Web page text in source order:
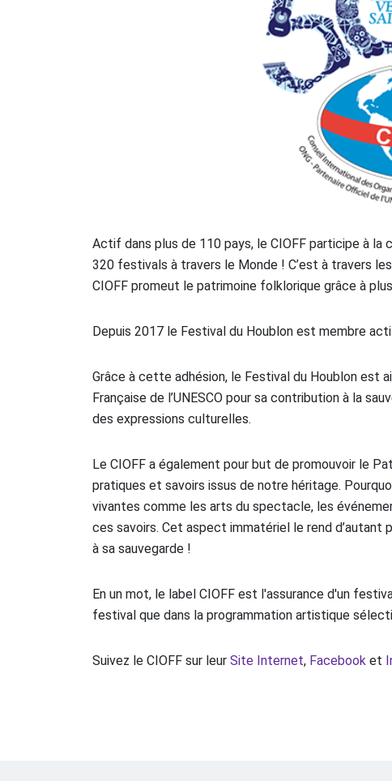
Actif dans plus de 110 pays, le CIOFF participe à la
320 festivals à travers le Monde ! C’est à travers
CIOFF promeut le patrimoine folklorique grâce à
Depuis 2017 le Festival du Houblon est membre
Grâce à cette adhésion, le Festival du Houblon est
Française de l’UNESCO pour sa contribution à la
des expressions culturelles.
Le CIOFF a également pour but de promouvoir le
pratiques et savoirs issus de notre héritage.
vivantes comme les arts du spectacle, les
ces savoirs. Cet aspect immatériel le rend
à sa sauvegarde !
En un mot, le label CIOFF est l'assurance d'un
festival que dans la programmation artistique
Suivez le CIOFF sur leur Site Internet, Facebook et